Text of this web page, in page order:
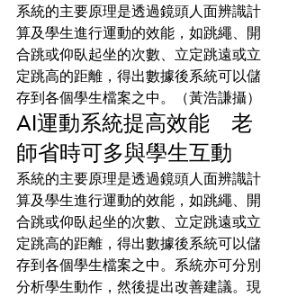
系統的主要原理是透過鏡頭人面辨識計
算及學生進行運動的效能，如跳繩、開
合跳或仰臥起坐的次數、立定跳遠或立
定跳高的距離，得出數據後系統可以儲
存到各個學生檔案之中。（黃浩謙攝）
AI運動系統提高效能　老
師省時可多與學生互動
系統的主要原理是透過鏡頭人面辨識計
算及學生進行運動的效能，如跳繩、開
合跳或仰臥起坐的次數、立定跳遠或立
定跳高的距離，得出數據後系統可以儲
存到各個學生檔案之中。系統亦可分別
分析學生動作，然後提出改善建議。現